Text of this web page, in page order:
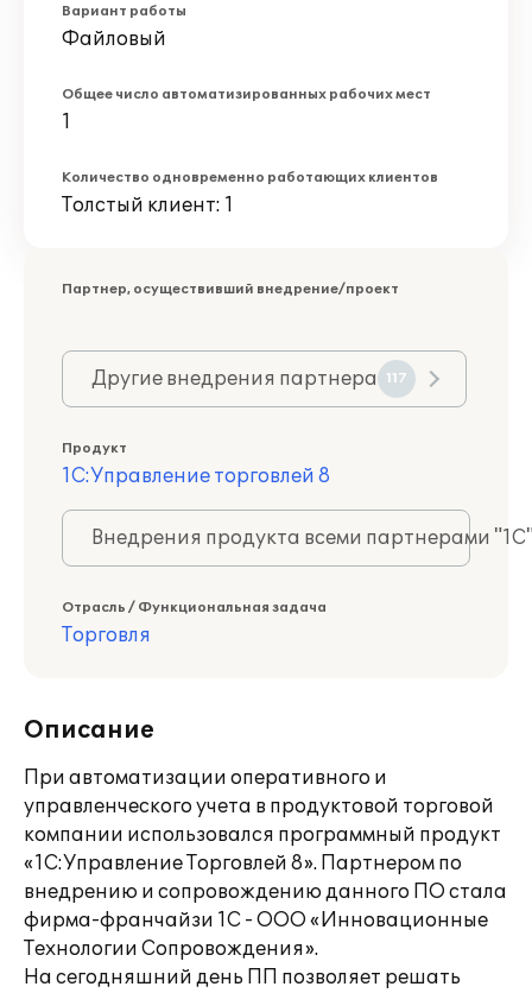
Вариант работы
Файловый
Общее число автоматизированных рабочих мест
1
Количество одновременно работающих клиентов
Толстый клиент: 1
Партнер, осуществивший внедрение/проект
Другие внедрения партнера 117
Продукт
1С:Управление торговлей 8
Внедрения продукта всеми партнерами
Отрасль / Функциональная задача
Торговля
Описание
При автоматизации оперативного и
управленческого учета в продуктовой торговой
компании использовался программный продукт
«1С:Управление Торговлей 8». Партнером по
внедрению и сопровождению данного ПО стала
фирма-франчайзи 1С - ООО «Инновационные
Технологии Сопровождения».
На сегодняшний день ПП позволяет решать